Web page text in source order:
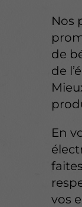
Nos
de
de
En
vos